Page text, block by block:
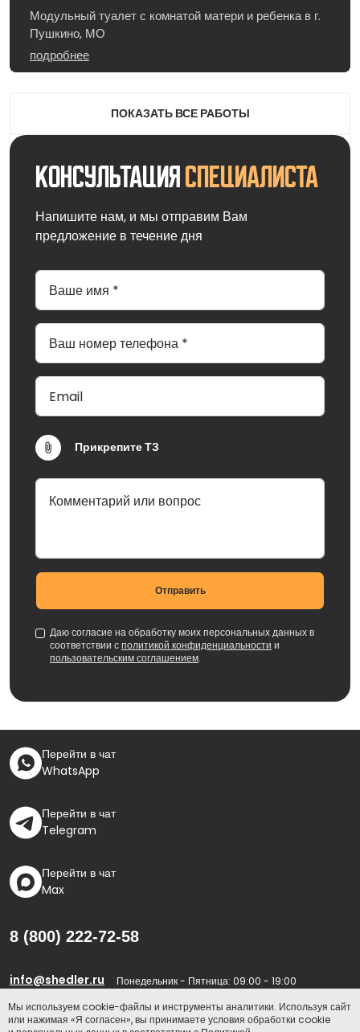
Модульный туалет с комнатой матери и ребенка в г.
Пушкино, МО
подробнее
ПОКАЗАТЬ ВСЕ РАБОТЫ
Консультация специалиста
Напишите нам, и мы отправим Вам
предложение в течение дня
Прикрепите ТЗ
Отправить
Даю согласие на обработку моих персональных данных в
соответствии сполитикой конфиденциальности и
пользовательским соглашением.
info@shedler.ru Понедельник - Пятница: 09:00 - 19:00
Политика конфиденциальности
8 (800) 222-72-58
Перейти в чат
WhatsApp
Перейти в чат
Telegram
Перейти в чат
Max
Мы используем cookie-файлы и инструменты аналитики. Используя сайт
или нажимая «Я согласен», вы принимаете условия обработки cookie